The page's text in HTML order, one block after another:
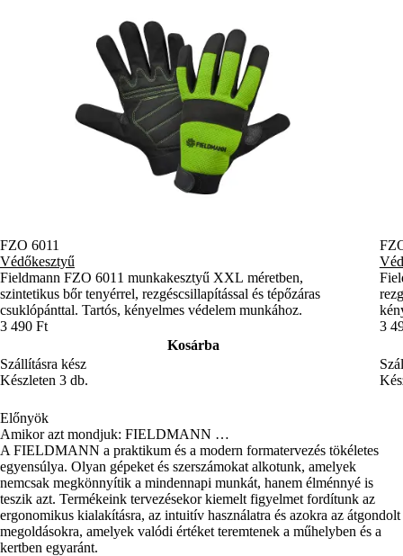
FZO 6011
Védőkesztyű
Fieldmann FZO 6011 munkakesztyű XXL méretben,
szintetikus bőr tenyérrel, rezgéscsillapítással és tépőzáras
csuklópánttal. Tartós, kényelmes védelem munkához.
3 490 Ft
Kosárba
Szállításra kész
Készleten 3 db.
3
Előnyök
Amikor azt mondjuk: FIELDMANN …
A FIELDMANN a praktikum és a modern formatervezés tökéletes
egyensúlya. Olyan gépeket és szerszámokat alkotunk, amelyek
nemcsak megkönnyítik a mindennapi munkát, hanem élménnyé is
teszik azt. Termékeink tervezésekor kiemelt figyelmet fordítunk az
ergonomikus kialakításra, az intuitív használatra és azokra az átgondolt
megoldásokra, amelyek valódi értéket teremtenek a műhelyben és a
kertben egyaránt.